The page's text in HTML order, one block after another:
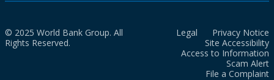
© 2025 World Bank Group. All
Rights Reserved.
Legal
Privacy Notice
Site Accessibility
Access to Information
Scam Alert
File a Complaint